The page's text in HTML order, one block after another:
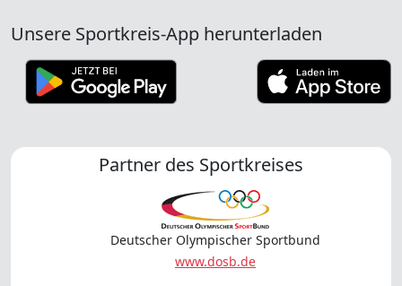
Unsere Sportkreis-App herunterladen
Partner des Sportkreises
Deutscher Olympischer Sportbund
www.dosb.de